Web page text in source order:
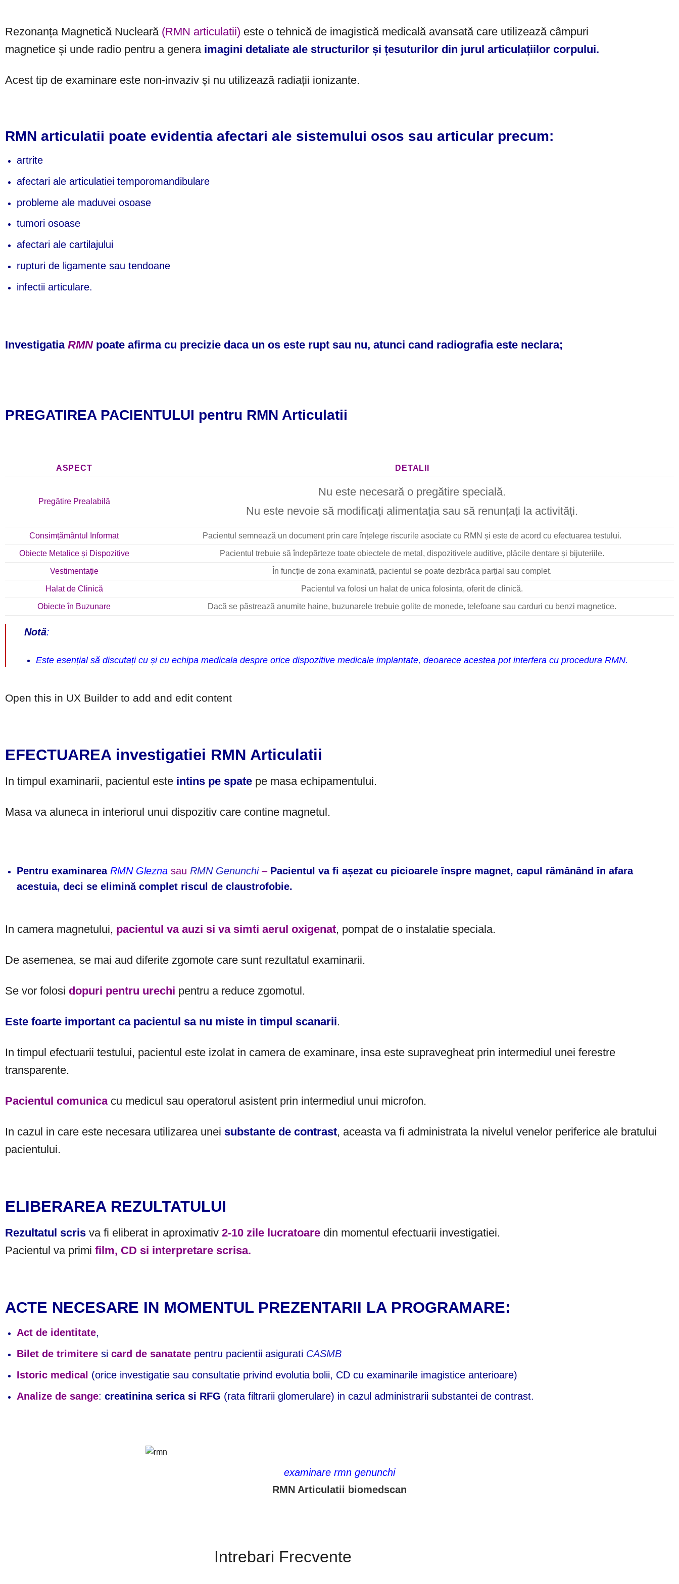
Rezonanța Magnetică Nucleară (RMN articulatii) este o tehnică de imagistică medicală avansată care utilizează câmpuri
magnetice și unde radio pentru a genera imagini detaliate ale structurilor și țesuturilor din jurul articulațiilor corpului.
Acest tip de examinare este non-invaziv și nu utilizează radiații ionizante.
RMN articulatii poate evidentia afectari ale sistemului osos sau articular precum:
artrite
afectari ale articulatiei temporomandibulare
probleme ale maduvei osoase
tumori osoase
afectari ale cartilajului
rupturi de ligamente sau tendoane
infectii articulare.
Investigatia RMNpoate afirma cu precizie daca un os este rupt sau nu, atunci cand radiografia este neclara;
PREGATIREA PACIENTULUI pentru RMN Articulatii
ASPECT DETALII
Pregătire Prealabilă
Nu este necesară o pregătire specială.
Nu este nevoie să modificați alimentația sau să renunțați la activități.
Consimțământul Informat Pacientul semnează un document prin care înțelege riscurile asociate cu RMN și este de acord cu efectuarea testului.
Obiecte Metalice și Dispozitive Pacientul trebuie să îndepărteze toate obiectele de metal, dispozitivele auditive, plăcile dentare și bijuteriile.
Vestimentație În funcție de zona examinată, pacientul se poate dezbrăca parțial sau complet.
Halat de Clinică Pacientul va folosi un halat de unica folosinta, oferit de clinică.
Obiecte în Buzunare Dacă se păstrează anumite haine, buzunarele trebuie golite de monede, telefoane sau carduri cu benzi magnetice.
Notă:
Este esențial să discutați cu și cu echipa medicala despre orice dispozitive medicale implantate, deoarece acestea pot interfera cu procedura RMN.
Open this in UX Builder to add and edit content
EFECTUAREA investigatiei RMN Articulatii
In timpul examinarii, pacientul este intins pe spatepe masa echipamentului.
Masa va aluneca in interiorul unui dispozitiv care contine magnetul.
Pentru examinarea RMN Glezna sauRMN Genunchi– Pacientul va fi așezat cu picioarele înspre magnet, capul rămânând în afara
acestuia, deci se elimină complet riscul de claustrofobie.
In camera magnetului, pacientul va auzi si va simti aerul oxigenat, pompat de o instalatie speciala.
De asemenea, se mai aud diferite zgomote care sunt rezultatul examinarii.
Se vor folosi dopuri pentru urechi pentru a reduce zgomotul.
Este foarte important ca pacientul sa nu miste in timpul scanarii.
In timpul efectuarii testului, pacientul este izolat in camera de examinare, insa este supravegheat prin intermediul unei ferestre
transparente.
Pacientul comunicacu medicul sau operatorul asistent prin intermediul unui microfon.
In cazul in care este necesara utilizarea unei substante de contrast, aceasta va fi administrata la nivelul venelor periferice ale bratului
pacientului.
ELIBERAREA REZULTATULUI
Rezultatul scrisva fi eliberat in aproximativ 2-10 zile lucratoaredin momentul efectuarii investigatiei.
Pacientul va primi film, CD si interpretare scrisa.
ACTE NECESARE IN MOMENTUL PREZENTARII LA PROGRAMARE:
Act de identitate,
Bilet de trimitere sicard de sanatate pentru pacientii asigurati CASMB
Istoric medical (orice investigatie sau consultatie privind evolutia bolii, CD cu examinarile imagistice anterioare)
Analize de sange:creatinina serica si RFG (rata filtrarii glomerulare) in cazul administrarii substantei de contrast.
examinare rmn genunchi
RMN Articulatii biomedscan
Intrebari Frecvente